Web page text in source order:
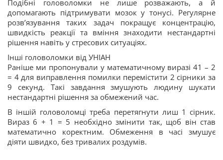
Подібні головоломки не лише розважають, а й
допомагають підтримувати мозок у тонусі. Регулярне
розв’язування таких задач покращує концентрацію,
швидкість реакції та вміння знаходити нестандартні
рішення навіть у стресових ситуаціях.
Інші головоломки від УНІАН
Раніше ми пропонували у математичному виразі 41 – 2
= 4 для виправлення помилки перемістити 2 сірники за
9 секунд. Такі завдання змушують людину шукати
нестандартні рішення за обмежений час.
В іншій головоломці треба перетягнути лиш 1 сірник.
Вираз 6 + 1 = 5 необхідно змінити так, щоб він став
математично коректним. Обмеження в часі змушує
діяти швидко, без тривалих роздумів.